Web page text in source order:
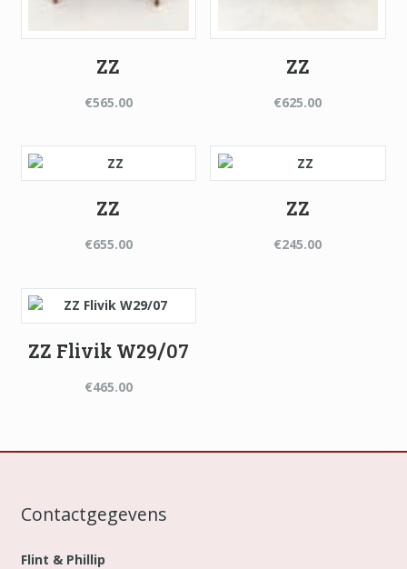
ZZ
€565.00
ZZ
€625.00
ZZ
€655.00
ZZ
€245.00
ZZ Flivik W29/07
€465.00
Contactgegevens
Flint & Phillip